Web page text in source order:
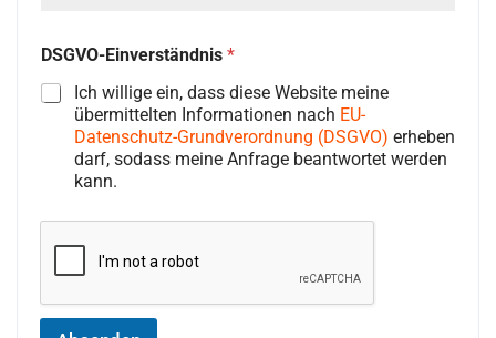
9
DSGVO-Einverständnis *
Ich willige ein, dass diese Website meine
übermittelten Informationen nach EU-
Datenschutz-Grundverordnung (DSGVO) erheben
darf, sodass meine Anfrage beantwortet werden
kann.